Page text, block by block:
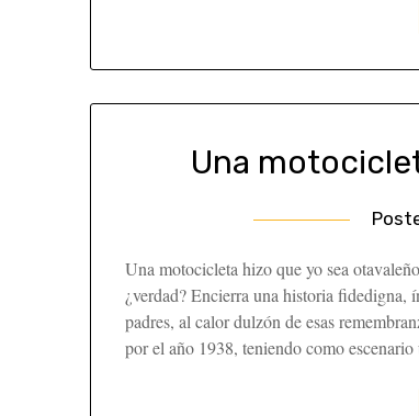
Una
Una motocicleta hizo que yo sea
¿verdad? Encierra una historia
padres, al calor dulzón de esas
por el año 1938, teniendo como